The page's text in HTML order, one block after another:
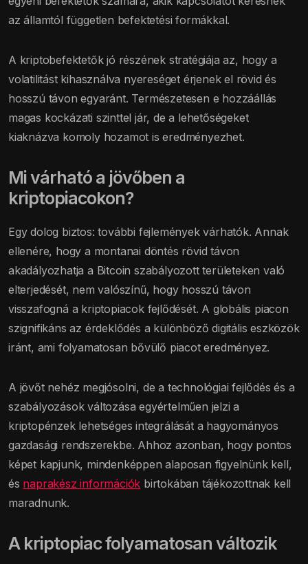
az államtól független befektetési formákkal.
A kriptobefektetők jó részének stratégiája az, hogy a
volatilitást kihasználva nyereséget érjenek el rövid és
hosszú távon egyaránt. Természetesen e hozzáállás
magas kockázati szinttel jár, de a lehetőségeket
kiaknázva komoly hozamot is eredményezhet.
Mi várható a jövőben a
kriptopiacokon?
Egy dolog biztos: további fejlemények várhatók. Annak
ellenére, hogy a montanai döntés rövid távon
akadályozhatja a Bitcoin szabályozott területeken való
elterjedését, nem valószínű, hogy hosszú távon
visszafogná a kriptopiacok fejlődését. A globális piacon
szignifikáns az érdeklődés a különböző digitális eszközök
iránt, ami folyamatosan bővülő piacot eredményez.
A jövőt nehéz megjósolni, de a technológiai fejlődés és a
szabályozások változása egyértelműen jelzi a
kriptopénzek lehetséges integrálását a hagyományos
gazdasági rendszerekbe. Ahhoz azonban, hogy pontos
képet kapjunk, mindenképpen alaposan figyelnünk kell,
és naprakész információk birtokában tájékozottnak kell
maradnunk.
A kriptopiac folyamatosan változik